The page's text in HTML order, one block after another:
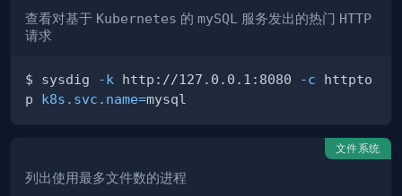
查看对基于 Kubernetes 的 mySQL 服务发出的热门 HTTP
请求
$ sysdig -k http://127.0.0.1:8080 -c httpto
p k8s.svc.name=
文件系统
列出使用最多文件数的进程